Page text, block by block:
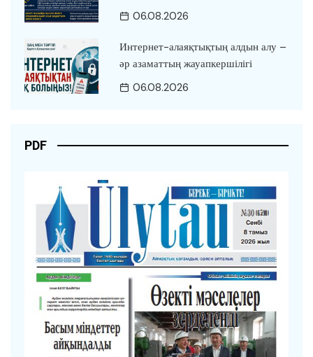
06.08.2026
Интернет-алаяқтықтың алдын алу –
әр азаматтың жауапкершілігі
06.08.2026
PDF